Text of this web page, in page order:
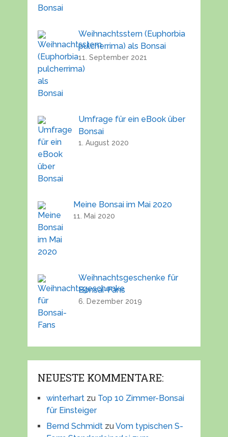
Weihnachtsstern (Euphorbia
pulcherrima) als Bonsai
11. September 2021
Umfrage für ein eBook über
Bonsai
1. August 2020
Meine Bonsai im Mai 2020
11. Mai 2020
Weihnachtsgeschenke für
Bonsai-Fans
6. Dezember 2019
NEUESTE KOMMENTARE:
winterhartzu Top 10 Zimmer-Bonsai
für Einsteiger
Bernd SchmidtzuVom typischen S-